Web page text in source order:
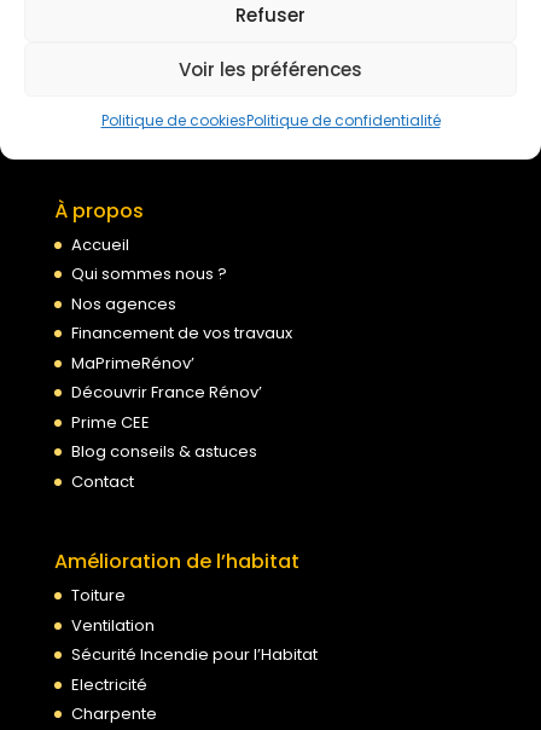
Refuser
Voir les préférences
Politique de cookiesPolitique de confidentialité
Politique de confidentialité
Politique de cookies
À propos
Accueil
Qui sommes nous ?
Nos agences
Financement de vos travaux
MaPrimeRénov’
Découvrir France Rénov’
Prime CEE
Blog conseils & astuces
Contact
Amélioration de l’habitat
Toiture
Ventilation
Sécurité Incendie pour l’Habitat
Electricité
Charpente